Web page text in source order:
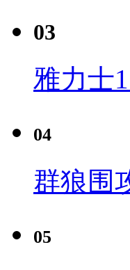
03
雅力士
04
群狼围
05